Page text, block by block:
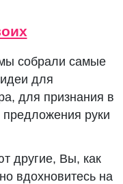
собрали самые
для
для признания в
предложения руки
другие, Вы, как
вдохновитесь на